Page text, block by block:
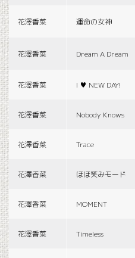
花澤香菜 運命の女神
花澤香菜 Dream A Dream
花澤香菜 I ♥ NEW DAY!
花澤香菜 Nobody Knows
花澤香菜 Trace
花澤香菜 ほほ笑みモード
花澤香菜 MOMENT
花澤香菜 Timeless